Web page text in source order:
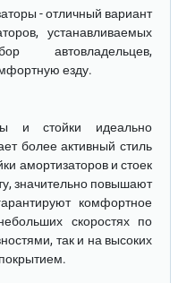
- отличный вариант
устанавливаемых
автовладельцев,
езду.
и стойки идеально
более активный стиль
амортизаторов и стоек
значительно повышают
комфортное
скоростях по
так и на высоких